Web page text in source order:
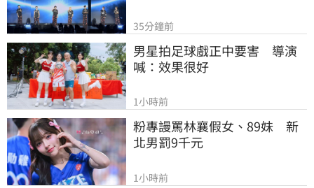
35分鐘前
男星拍足球戲正中要害　導演
喊：效果很好
1小時前
粉專謾罵林襄假女、89妹　新
北男罰9千元
1小時前